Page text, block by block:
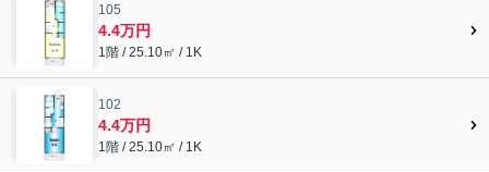
105
4.4万円
1階 / 25.10㎡ / 1K
102
4.4万円
1階 / 25.10㎡ / 1K